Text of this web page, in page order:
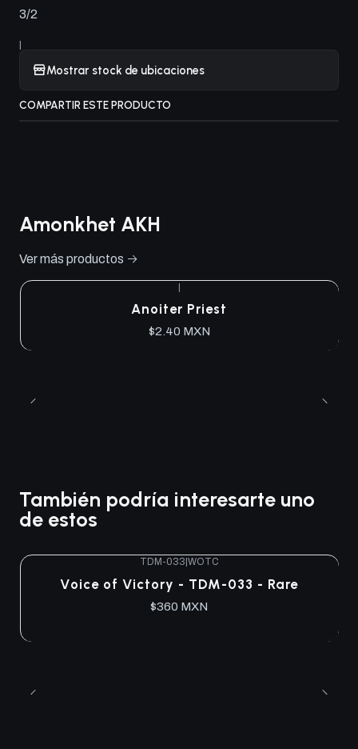
3/2
|
Mostrar stock de ubicaciones
COMPARTIR ESTE PRODUCTO
Amonkhet AKH
Ver más productos
Anoiter Priest
$2.40 MXN
También podría interesarte uno
de estos
TDM-033 WOTC
Voice of Victory - TDM-033 - Rare
$360 MXN